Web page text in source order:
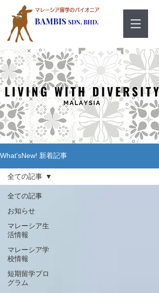
マレーシア留学のパイオニア
BAMBIS SDN. BHD.
What'sNew! 新着記事
全ての記事
お知らせ
マレーシア生
活情報
マレーシア学
校情報
短期留学プロ
グラム
全ての記事